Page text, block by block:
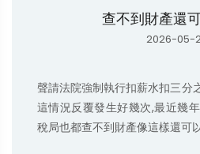
查不到財產還
2026-05-
聲請法院強制執行扣薪水扣三分
這情況反覆發生好幾次,最近幾
稅局也都查不到財產像這樣還可